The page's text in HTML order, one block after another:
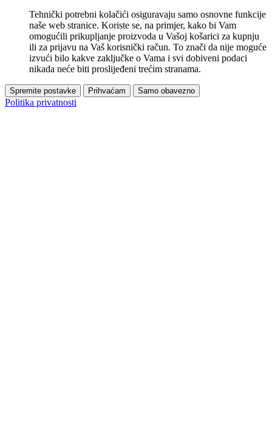
Tehnički potrebni kolačići osiguravaju samo osnovne funkcije
naše web stranice. Koriste se, na primjer, kako bi Vam
omogućili prikupljanje proizvoda u Vašoj košarici za kupnju
ili za prijavu na Vaš korisnički račun. To znači da nije moguće
izvući bilo kakve zaključke o Vama i svi dobiveni podaci
nikada neće biti proslijeđeni trećim stranama.
Spremite postavke Prihvaćam Samo obavezno
Politika privatnosti